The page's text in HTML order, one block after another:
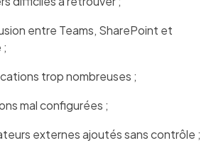
entre Teams, SharePoint et
;
trop nombreuses ;
mal configurées ;
externes ajoutés sans contrôle ;